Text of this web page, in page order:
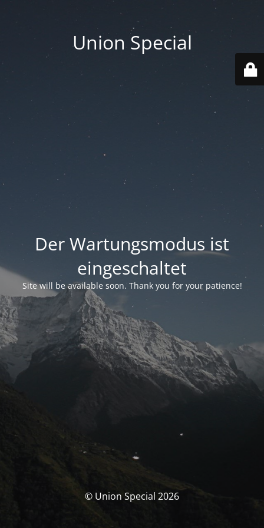
Union Special
Der Wartungsmodus ist
eingeschaltet
Site will be available soon. Thank you for your patience!
© Union Special 2026